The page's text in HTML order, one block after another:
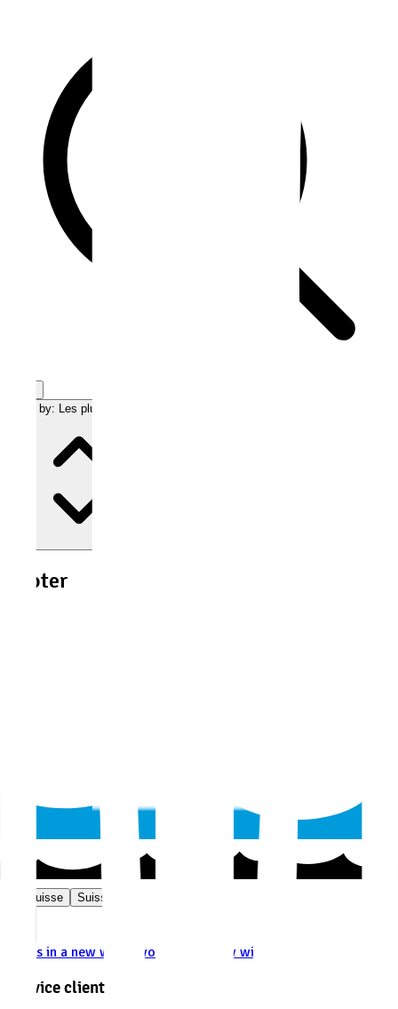
Tout
Sort by:
Les plus récents
Footer
Suisse
Suisse
opens in a new windowopens in a new window
Service clients